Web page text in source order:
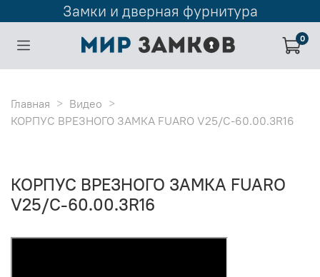
Замки и дверная фурнитура
0
Главная
Видео
КОРПУС ВРЕЗНОГО ЗАМКА FUARO V25/C-60.00.3R16
КОРПУС ВРЕЗНОГО ЗАМКА FUARO
V25/C-60.00.3R16